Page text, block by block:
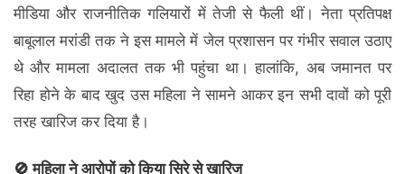
मीडिया और राजनीतिक गलियारों में तेजी से फैली थीं। नेता प्रतिपक्ष
बाबूलाल मरांडी तक ने इस मामले में जेल प्रशासन पर गंभीर सवाल उठाए
थे और मामला अदालत तक भी पहुंचा था। हालांकि, अब जमानत पर
रिहा होने के बाद खुद उस महिला ने सामने आकर इन सभी दावों को पूरी
तरह खारिज कर दिया है।
🚫 महिला ने आरोपों को किया सिरे से खारिज